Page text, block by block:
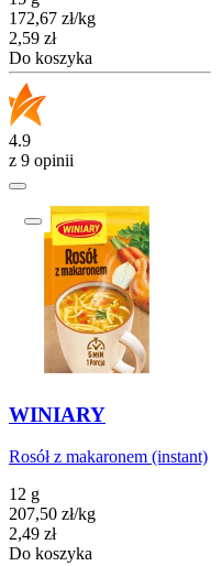
172,67 zł/kg
Cena
2,59 zł
Do koszyka
4.9
z 9 opinii
WINIARY
Rosół z makaronem (instant)
12 g
207,50 zł/kg
Cena
2,49 zł
Do koszyka